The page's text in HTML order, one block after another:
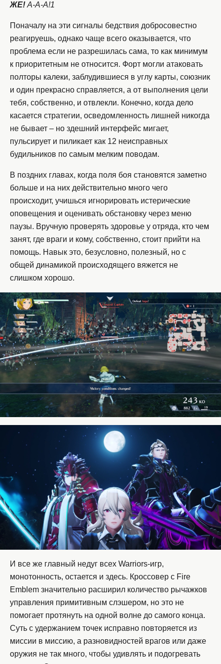
ЖЕ! А-А-А!1
Поначалу на эти сигналы бедствия добросовестно
реагируешь, однако чаще всего оказывается, что
проблема если не разрешилась сама, то как минимум
к приоритетным не относится. Форт могли атаковать
полторы калеки, заблудившиеся в углу карты, союзник
и один прекрасно справляется, а от выполнения цели
тебя, собственно, и отвлекли. Конечно, когда дело
касается стратегии, осведомленность лишней никогда
не бывает – но здешний интерфейс мигает,
пульсирует и пиликает как 12 неисправных
будильников по самым мелким поводам.
В поздних главах, когда поля боя становятся заметно
больше и на них действительно много чего
происходит, учишься игнорировать истерические
оповещения и оценивать обстановку через меню
паузы. Вручную проверять здоровье у отряда, кто чем
занят, где враги и кому, собственно, стоит прийти на
помощь. Навык это, безусловно, полезный, но с
общей динамикой происходящего вяжется не
слишком хорошо.
И все же главный недуг всех Warriors-игр,
монотонность, остается и здесь. Кроссовер с Fire
Emblem значительно расширил количество рычажков
управления примитивным слэшером, но это не
помогает протянуть на одной волне до самого конца.
Суть с удержанием точек исправно повторяется из
миссии в миссию, а разновидностей врагов или даже
оружия не так много, чтобы удивлять и подогревать